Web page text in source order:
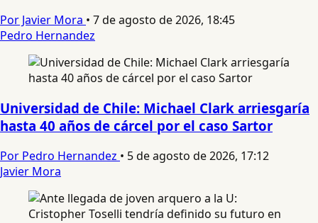
Por Javier Mora • 7 de agosto de 2026, 18:45
Pedro Hernandez
Universidad de Chile: Michael Clark arriesgaría
hasta 40 años de cárcel por el caso Sartor
Por Pedro Hernandez • 5 de agosto de 2026, 17:12
Javier Mora